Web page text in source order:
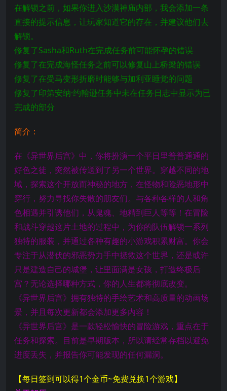
在解锁之前，如果你进入沙漠神庙内部，我会添加一条
直接的提示信息，让玩家知道它的存在，并建议他们去
解锁。
修复了Sasha和Ruth在完成任务前可能怀孕的错误
修复了在完成海怪任务之前可以修复山上桥梁的错误
修复了在受马变形折磨时能够与加利亚睡觉的问题
修复了印第安纳·约翰逊任务中未在任务日志中显示为已
完成的部分
简介：
在《异世界后宫》中，你将扮演一个平日里普普通通的
好色之徒，突然被传送到了另一个世界。穿越不同的地
域，探索这个开放而神秘的地方，在怪物和险恶地形中
穿行，努力寻找你失散的朋友们。与各种各样的人和角
色相遇并引诱他们，从鬼魂、地精到巨人等等！在冒险
和战斗穿越这片土地的过程中，为你的队伍解锁一系列
独特的服装，并通过各种有趣的小游戏积累财富。你会
专注于从潜伏的邪恶势力手中拯救这个世界，还是或许
只是建造自己的城堡，让里面满是女孩，打造终极后
宫？无论选择哪种方式，你的人生都将彻底改变。
《异世界后宫》拥有独特的手绘艺术和高质量的动画场
景，并且每次更新都会添加更多内容！
《异世界后宫》是一款轻松愉快的冒险游戏，重点在于
任务和探索。目前是早期版本，所以请经常存档以避免
进度丢失，并报告你可能发现的任何漏洞。
【每日签到可以得1个金币~免费兑换1个游戏】